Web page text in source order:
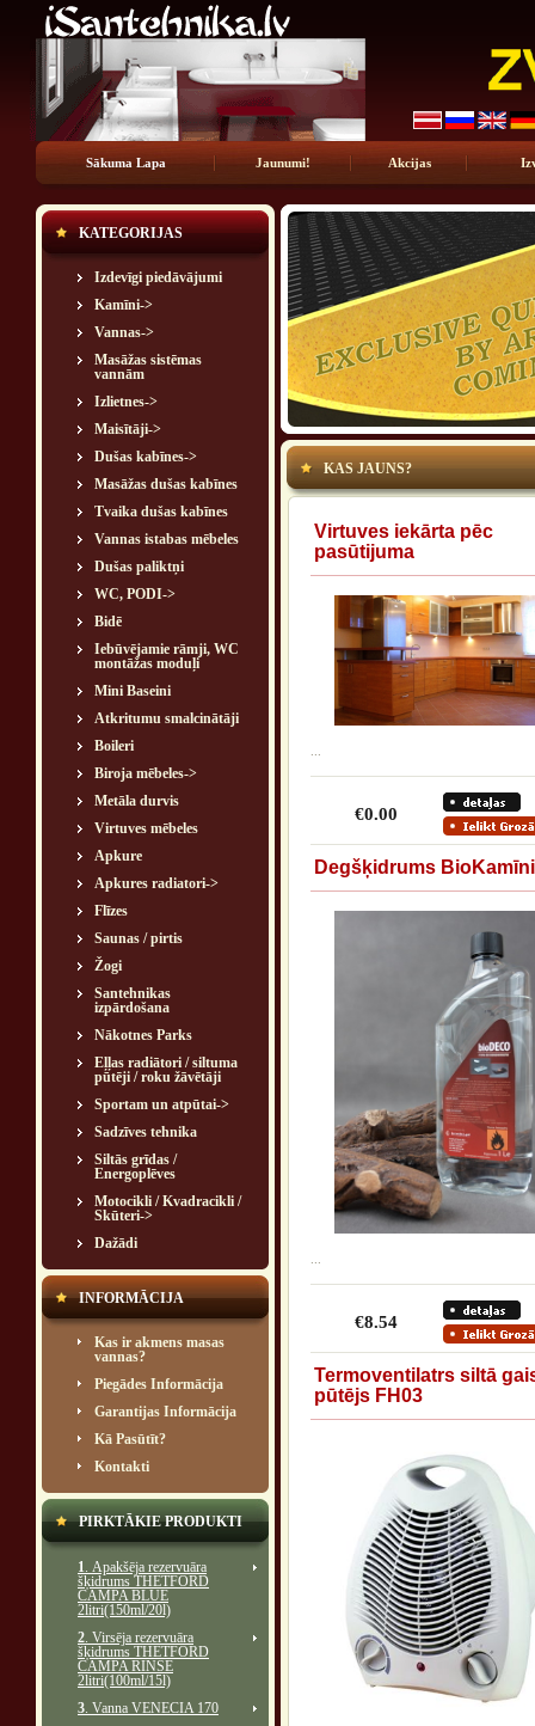
Sākuma Lapa Jaunumi! Akcijas
KATEGORIJAS
Izdevīgi piedāvājumi
Kamīni->
Vannas->
Masāžas sistēmas
vannām
Izlietnes->
Maisītāji->
Dušas kabīnes->
Masāžas dušas kabīnes
Tvaika dušas kabīnes
Vannas istabas mēbeles
Dušas paliktņi
WC, PODI->
Bidē
Iebūvējamie rāmji, WC
montāžas moduļi
Mini Baseini
Atkritumu smalcinātāji
Boileri
Biroja mēbeles->
Metāla durvis
Virtuves mēbeles
Apkure
Apkures radiatori->
Flīzes
Saunas / pirtis
Žogi
Santehnikas
izpārdošana
Nākotnes Parks
Eļļas radiātori / siltuma
pūtēji / roku žāvētāji
Sportam un atpūtai->
Sadzīves tehnika
Siltās grīdas /
Energoplēves
Motocikli / Kvadracikli /
Skūteri->
Dažādi
INFORMĀCIJA
Kas ir akmens masas
vannas?
Piegādes Informācija
Garantijas Informācija
Kā Pasūtīt?
Kontakti
PIRKTĀKIE PRODUKTI
1. Apakšēja rezervuāra
šķidrums THETFORD
CAMPA BLUE
2litri(150ml/20l)
2. Virsēja rezervuāra
šķidrums THETFORD
CAMPA RINSE
2litri(100ml/15l)
3. Vanna VENECIA 170
KAS JAUNS?
Virtuves iekārta pēc
pasūtijuma
€0.00
Degšķidrums
€8.54
Termoventilatrs siltā
pūtējs FH03